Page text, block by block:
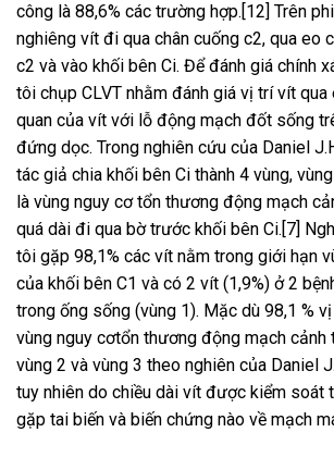
công là 88,6% các trường hợp.[12] Trên
nghiêng vít đi qua chân cuống c2, qua eo
c2 và vào khối bên Ci. Để đánh giá chính
tôi chụp CLVT nhằm đánh giá vị trí vít
quan của vít với lỗ động mạch đốt sống
đứng dọc. Trong nghiên cứu của Daniel
tác giả chia khối bên Ci thành 4 vùng,
là vùng nguy cơ tổn thương động mạch
quá dài đi qua bờ trước khối bên Ci.[7]
tôi gặp 98,1% các vít nằm trong giới hạn
của khối bên C1 và có 2 vít (1,9%) ở 2
trong ống sống (vùng 1). Mặc dù 98,1 %
vùng nguy cơtổn thương động mạch cảnh
vùng 2 và vùng 3 theo nghiên của Daniel
tuy nhiên do chiều dài vít được kiểm soát
gặp tai biến và biến chứng nào về mạch